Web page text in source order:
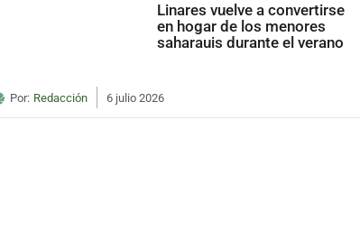
Linares vuelve a convertirse
en hogar de los menores
saharauis durante el verano
Por: Redacción 6 julio 2026